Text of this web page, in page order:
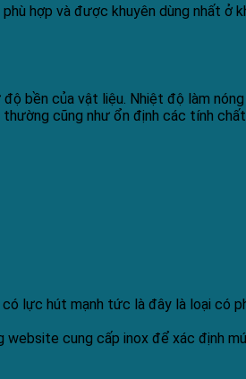
hợp và được khuyên dùng nhất ở
bền của vật liệu. Nhiệt độ làm
cũng như ổn định các tính
lực hút mạnh tức là đây là loại có
cung cấp inox để xác định